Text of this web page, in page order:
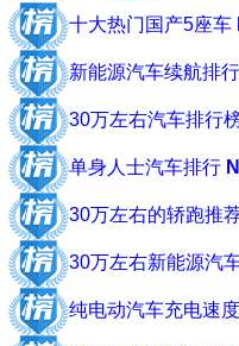
十大热门国产5座车
新能源汽车续航排
30万左右汽车排行
单身人士汽车排行
30万左右的轿跑推
30万左右新能源汽
纯电动汽车充电速